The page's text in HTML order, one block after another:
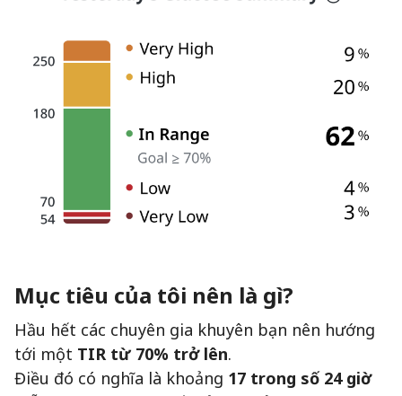
Mục tiêu của tôi nên là gì?
Hầu hết các chuyên gia khuyên bạn nên hướng
tới một TIR từ 70% trở lên.
Điều đó có nghĩa là khoảng 17 trong số 24 giờ